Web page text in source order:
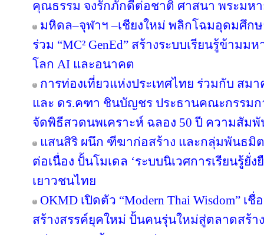
คุณธรรม จงรักภักดีต่อชาติ ศาสนา พระมห
มหิดล–จุฬาฯ –เชียงใหม่ พลิกโฉมอุดมศึก
ร่วม “MC² GenEd” สร้างระบบเรียนรู้ข้าม
โลก AI และอนาคต
การท่องเที่ยวแห่งประเทศไทย ร่วมกับ สม
และ ดร.คฑา ชินบัญชร ประธานคณะกรรมก
จัดพิธีสวดนพเคราะห์ ฉลอง 50 ปี ความสัม
แสนสิริ ผนึก ฑีฆาก่อสร้าง และกลุ่มพันธมิ
ต่อเนื่อง ปั้นโมเดล ‘ระบบนิเวศการเรียนรู้
เยาวชนไทย
OKMD เปิดตัว “Modern Thai Wisdom”
สร้างสรรค์ยุคใหม่ ปั้นคนรุ่นใหม่สู่ตลาดสร้า